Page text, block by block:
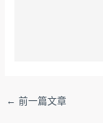
← 前一篇文章